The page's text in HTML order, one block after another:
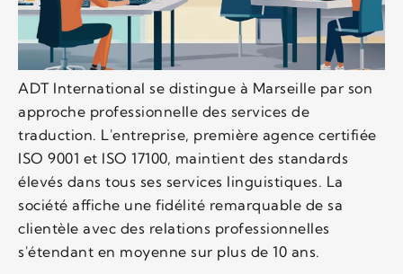
ADT International se distingue à Marseille par son
approche professionnelle des services de
traduction. L'entreprise, première agence certifiée
ISO 9001 et ISO 17100, maintient des standards
élevés dans tous ses services linguistiques. La
société affiche une fidélité remarquable de sa
clientèle avec des relations professionnelles
s'étendant en moyenne sur plus de 10 ans.